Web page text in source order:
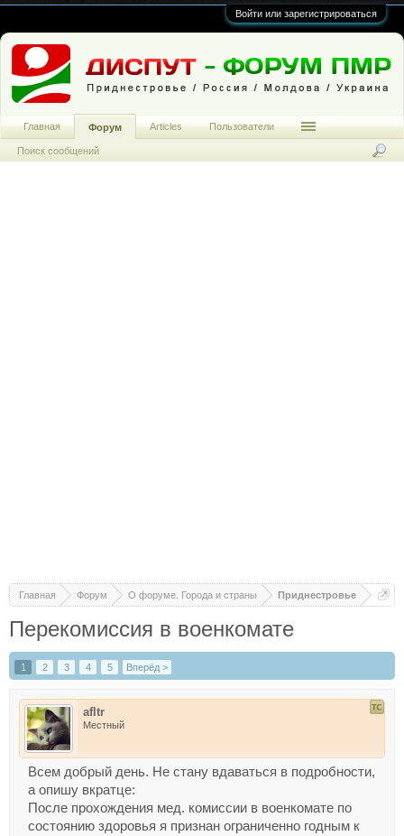
Войти или зарегистрироваться
Главная Форум О форуме. Города и страны Приднестровье
Перекомиссия в военкомате
1 2 3 4 5 Вперёд >
afltr
Местный
Всем добрый день. Не стану вдаваться в подробности,
а опишу вкратце:
После прохождения мед. комиссии в военкомате по
состоянию здоровья я признан ограниченно годным к
Главная Форум
Поиск сообщений
Articles Пользователи